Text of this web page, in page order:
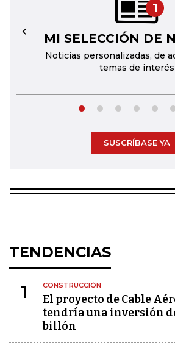
1
MI SELECCIÓN DE
Noticias personalizadas, de
temas de interés
←
SUSCRÍBASE YA
TENDENCIAS
1 CONSTRUCCIÓN
El proyecto de Cable
tendría una inversión
billón